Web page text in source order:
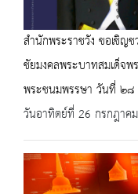
สำนักพระราชวัง ขอเชิญ
ชัยมงคลพระบาทสมเด็จพ
พระชนมพรรษา วันที่ ๒
วันอาทิตย์ที่ 26 กรกฎาค